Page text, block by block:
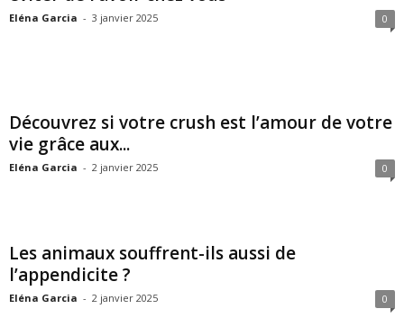
Eléna Garcia - 3 janvier 2025 0
Découvrez si votre crush est l’amour de votre
vie grâce aux...
Eléna Garcia - 2 janvier 2025 0
Les animaux souffrent-ils aussi de
l’appendicite ?
Eléna Garcia - 2 janvier 2025 0